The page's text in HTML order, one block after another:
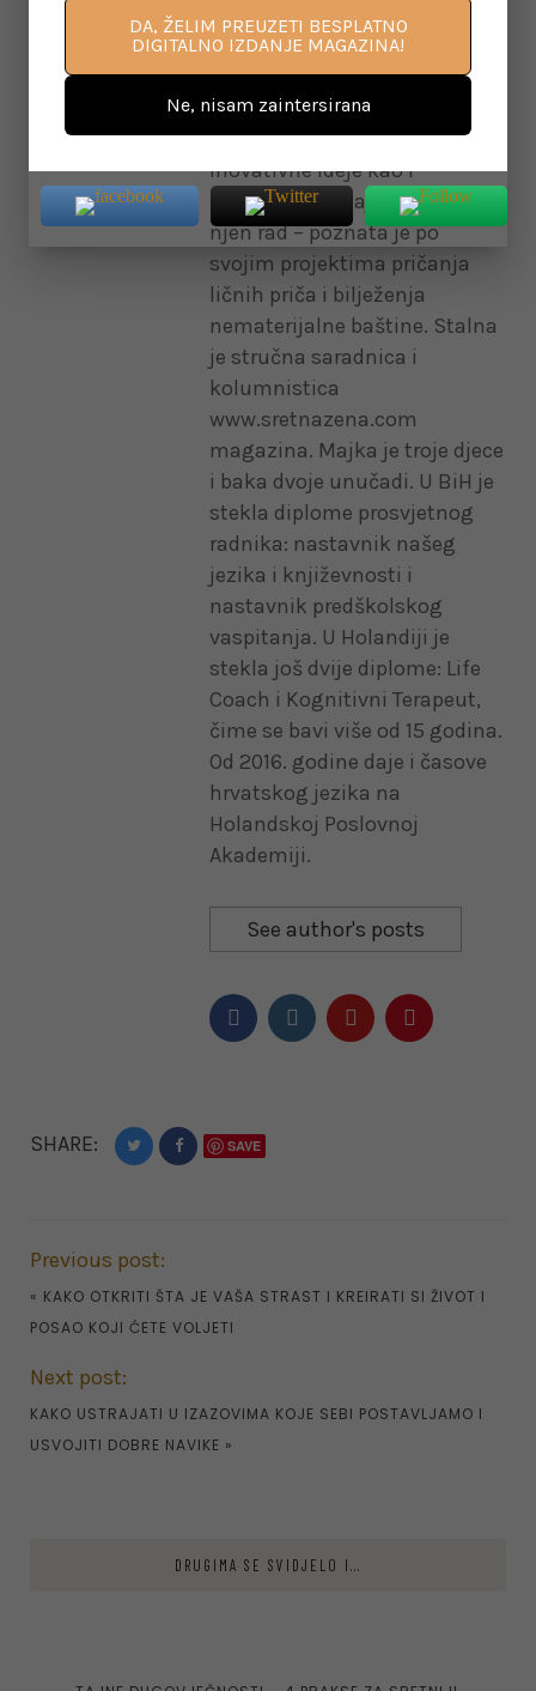
Rotterdamu, Holandiji. Vodila
je motivacijski talk show
“Priče za stolom” i dobila
titulu Heroja Regije u
Rotterdam-u, za njene
inovativne ideje kao i
pozitivan utjecaj koji je imao
njen rad – poznata je po
svojim projektima pričanja
ličnih priča i bilježenja
nematerijalne baštine. Stalna
je stručna saradnica i
kolumnistica
www.sretnazena.com
magazina. Majka je troje djece
i baka dvoje unučadi. U BiH je
stekla diplome prosvjetnog
radnika: nastavnik našeg
jezika i književnosti i
nastavnik predškolskog
vaspitanja. U Holandiji je
stekla još dvije diplome: Life
Coach i Kognitivni Terapeut,
čime se bavi više od 15 godina.
Od 2016. godine daje i časove
hrvatskog jezika na
Holandskoj Poslovnoj
Akademiji.
See author's posts
SHARE: SAVE
Previous post:
« KAKO OTKRITI ŠTA JE VAŠA STRAST I KREIRATI SI ŽIVOT I
POSAO KOJI ĆETE VOLJETI
Next post:
KAKO USTRAJATI U IZAZOVIMA KOJE SEBI POSTAVLJAMO I
USVOJITI DOBRE NAVIKE »
DRUGIMA SE SVIDJELO I...
DA, ŽELIM PREUZETI BESPLATNO
DIGITALNO IZDANJE MAGAZINA!
Ne, nisam zaintersirana